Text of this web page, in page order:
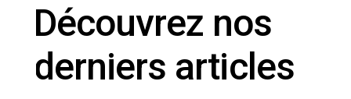
Découvrez nos
derniers articles